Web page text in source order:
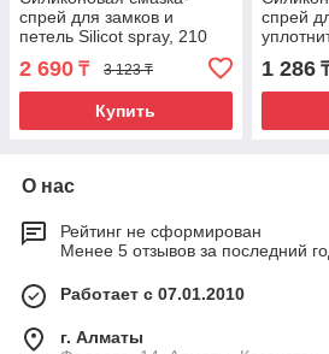
спрей для замков и
петель Silicot spray, 210
2 690 ₸ 3 123 ₸
Купить
спрей
210 мл.
1 286
О нас
Рейтинг не сформирован
Менее 5 отзывов за последний
Работает с 07.01.2010
г. Алматы